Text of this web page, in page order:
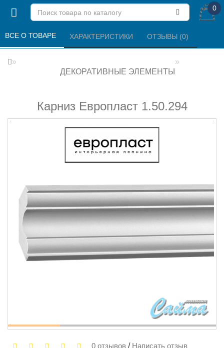
0
ДЕКОРАТИВНЫЕ ЭЛЕМЕНТЫ
Карниз Европласт 1.50.294
ВСЕ О ТОВАРЕ ХАРАКТЕРИСТИКИ ОТЗЫВЫ (0)
0 отзывов / Написать отзыв